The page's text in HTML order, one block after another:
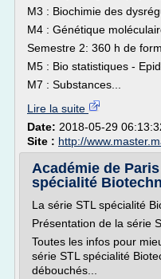
M3 : Biochimie des
M4 : Génétique
Semestre 2: 360 h de
M5 : Bio statistiques -
M7 : Substances...
Lire la suite
Date: 2018-05-29
Site : http://
Académie de
spécialité
La série STL spécialité
Présentation de la série
Toutes les infos pour
série STL spécialité
débouchés...